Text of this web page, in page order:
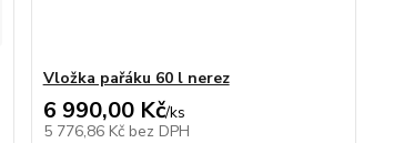
Vložka pařáku 60 l nerez
6 990,00 Kč/ks
5 776,86 Kč bez DPH